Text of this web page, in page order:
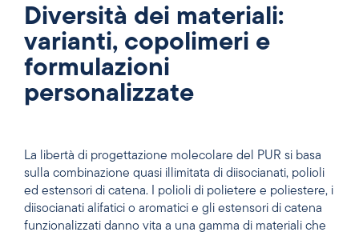
Diversità dei materiali:
varianti, copolimeri e
formulazioni
personalizzate
La libertà di progettazione molecolare del PUR si basa
sulla combinazione quasi illimitata di diisocianati, polioli
ed estensori di catena. I polioli di polietere e poliestere, i
diisocianati alifatici o aromatici e gli estensori di catena
funzionalizzati danno vita a una gamma di materiali che